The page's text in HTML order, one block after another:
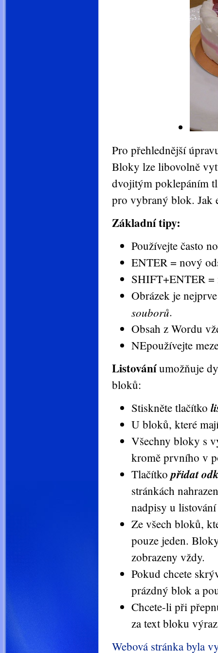
Pro přehlednější
Bloky lze libovolně
dvojitým poklepáním
pro vybraný blok. Jak
Základní tipy:
Používejte často
ENTER = nový
SHIFT+ENTER =
Obrázek je
souborů.
Obsah z Wordu
NEpoužívejte
Listováníumožňuje
bloků:
Stiskněte tlačítko
U bloků, které
Všechny bloky s
kromě prvního v
Tlačítkopřidat
stránkách
nadpisy u
Ze všech bloků,
pouze jeden.
zobrazeny vždy.
Pokud chcete
prázdný blok a
Chcete-li při
za text bloku
Webová stránka byla